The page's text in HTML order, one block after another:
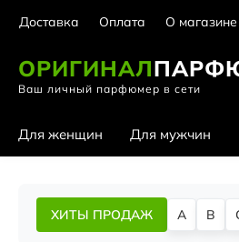
Доставка Оплата О магазине
ОРИГИНАЛ
Ваш личный парфюмер в сети
Для женщин Для мужчин
ХИТЫ ПРОДАЖ A B